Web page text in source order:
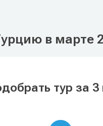
в марте
тур за 3